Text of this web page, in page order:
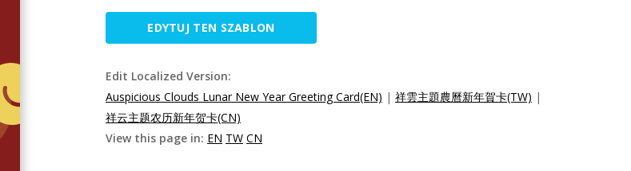
EDYTUJ TEN SZABLON
Edit Localized Version:
Auspicious Clouds Lunar New Year Greeting Card(EN) | 祥雲主題農曆新年賀卡(TW) |
祥云主题农历新年贺卡(CN)
View this page in: EN TW CN